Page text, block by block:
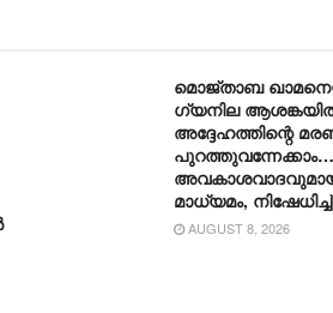
മൊജ്താബ
ഗ്യനില
അദ്ദേഹത്തിന്റെ
പുറത്തുവന്നേക്കാം…
മാധ്യമം,
AUGUST 8, 2026